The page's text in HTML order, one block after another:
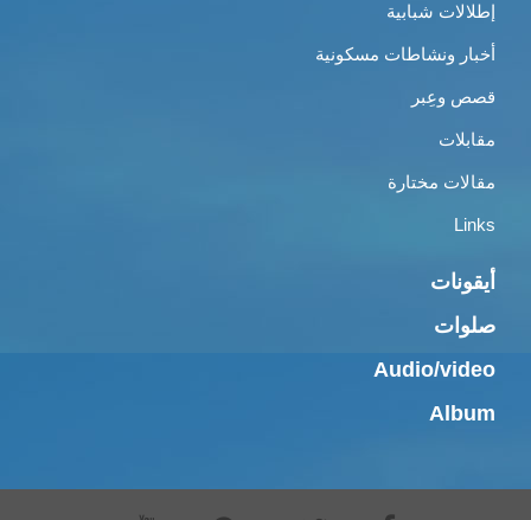
إطلالات شبابية
أخبار ونشاطات مسكونية
قصص وعِبر
مقابلات
مقالات مختارة
Links
أيقونات
صلوات
Audio/video
Album